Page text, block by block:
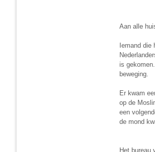
Aan alle
Iemand
is
beweging.
Er kwam
op de
een
de mond
Het bureau